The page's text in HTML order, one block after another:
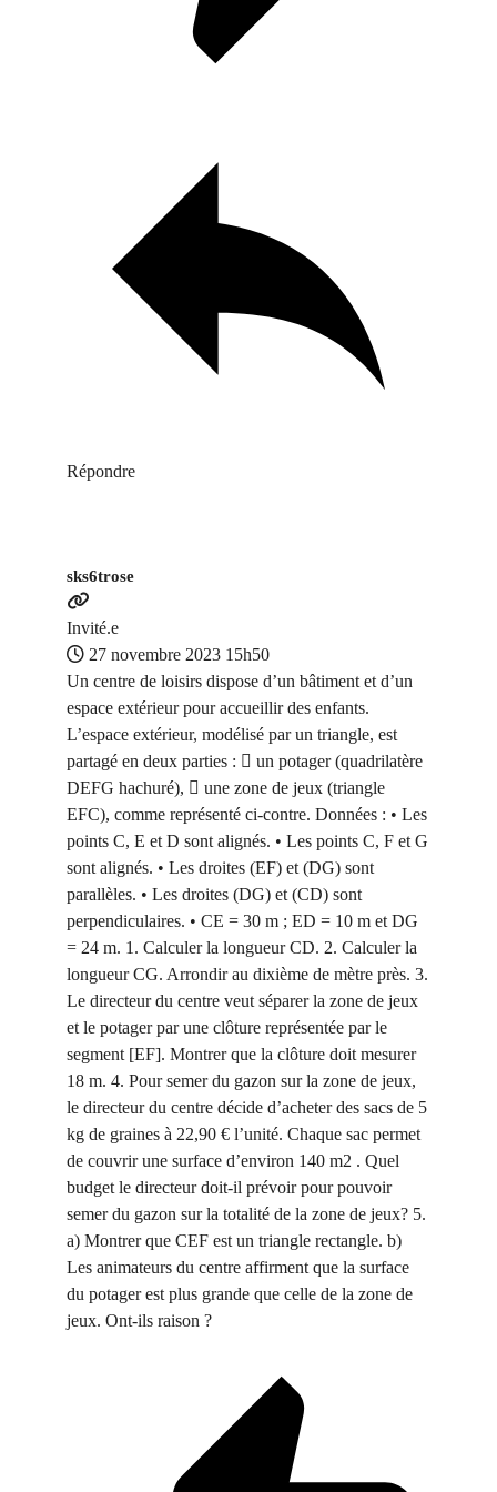
Répondre
sks6trose
Invité.e
27 novembre 2023 15h50
Un centre de loisirs dispose d’un bâtiment et d’un
espace extérieur pour accueillir des enfants.
L’espace extérieur, modélisé par un triangle, est
partagé en deux parties :  un potager (quadrilatère
DEFG hachuré),  une zone de jeux (triangle
EFC), comme représenté ci-contre. Données : • Les
points C, E et D sont alignés. • Les points C, F et G
sont alignés. • Les droites (EF) et (DG) sont
parallèles. • Les droites (DG) et (CD) sont
perpendiculaires. • CE = 30 m ; ED = 10 m et DG
= 24 m. 1. Calculer la longueur CD. 2. Calculer la
longueur CG. Arrondir au dixième de mètre près. 3.
Le directeur du centre veut séparer la zone de jeux
et le potager par une clôture représentée par le
segment [EF]. Montrer que la clôture doit mesurer
18 m. 4. Pour semer du gazon sur la zone de jeux,
le directeur du centre décide d’acheter des sacs de 5
kg de graines à 22,90 € l’unité. Chaque sac permet
de couvrir une surface d’environ 140 m2 . Quel
budget le directeur doit-il prévoir pour pouvoir
semer du gazon sur la totalité de la zone de jeux? 5.
a) Montrer que CEF est un triangle rectangle. b)
Les animateurs du centre affirment que la surface
du potager est plus grande que celle de la zone de
jeux. Ont-ils raison ?